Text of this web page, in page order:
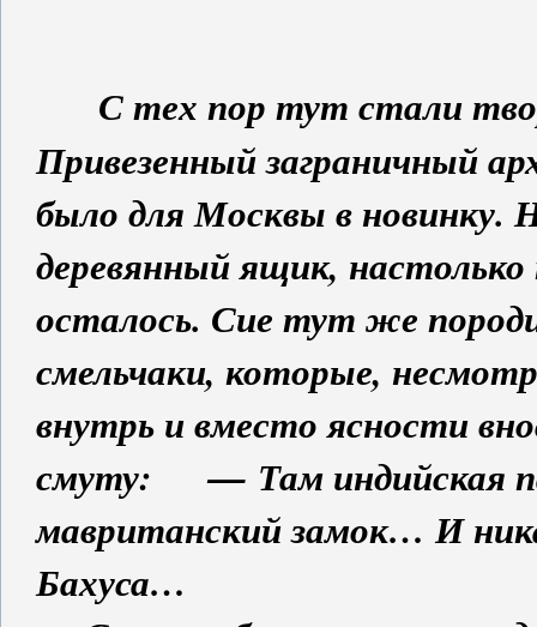
С тех пор тут стали
Привезенный заграничный
было для Москвы в новинку.
деревянный ящик,
осталось. Сие тут же
смельчаки, которые,
внутрь и вместо ясности
смуту: — Там индийская
мавританский замок… И
Бахуса…